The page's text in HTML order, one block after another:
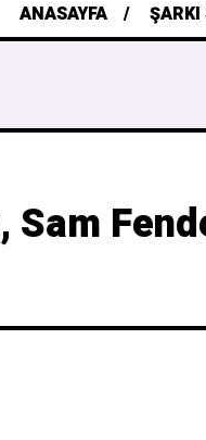
ANASAYFA ŞARKI
Sam